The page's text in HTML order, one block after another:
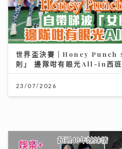
世界盃決賽｜Honey Punch
則」 邊隊咁有眼光All-in西
23/07/2026